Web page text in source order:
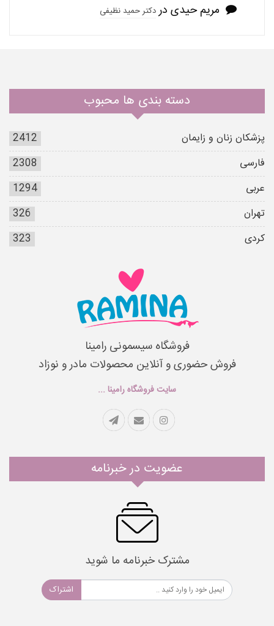
مریم حیدی دردکتر حمید نظیفی
دسته بندی ها محبوب
پزشکان زنان و زایمان
2412
فارسی
2308
عربی
1294
تهران
326
کردی
323
فروشگاه سیسمونی رامینا
فروش حضوری و آنلاین محصولات مادر و نوزاد
سایت فروشگاه رامینا ...
عضویت در خبرنامه
مشترک خبرنامه ما شوید
اشتراک